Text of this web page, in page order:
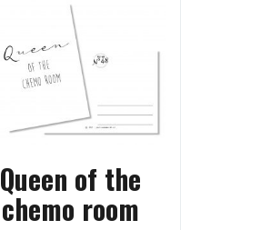
Queen of the
chemo room